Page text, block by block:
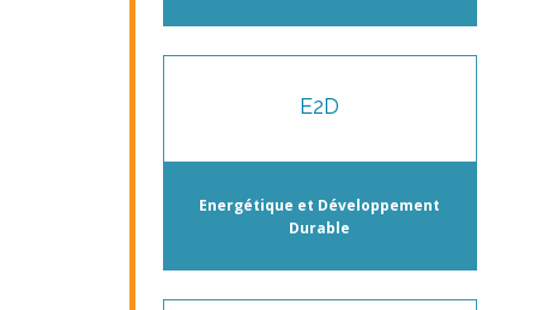
E2D
Energétique et Développement
Durable